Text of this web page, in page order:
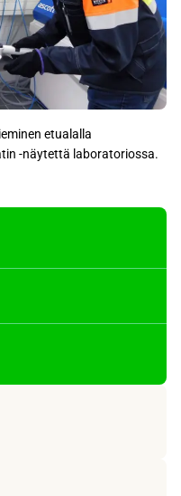
etualalla
-näytettä laboratoriossa.